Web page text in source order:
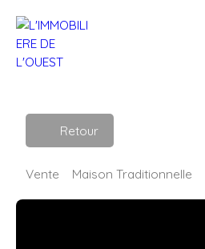
Retour
Vente Maison Traditionnelle